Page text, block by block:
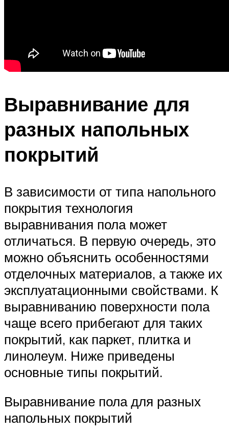
Выравнивание для
разных напольных
покрытий
В зависимости от типа напольного
покрытия технология
выравнивания пола может
отличаться. В первую очередь, это
можно объяснить особенностями
отделочных материалов, а также их
эксплуатационными свойствами. К
выравниванию поверхности пола
чаще всего прибегают для таких
покрытий, как паркет, плитка и
линолеум. Ниже приведены
основные типы покрытий.
Выравнивание пола для разных
напольных покрытий